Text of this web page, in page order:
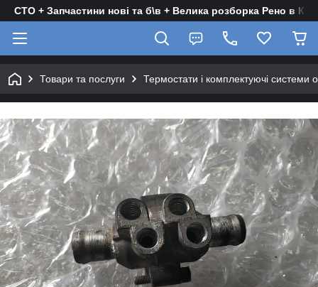
СТО + Запчастини нові та б\в + Велика розборка Рено в
Товари та послуги Термостати і комплектуючі системи